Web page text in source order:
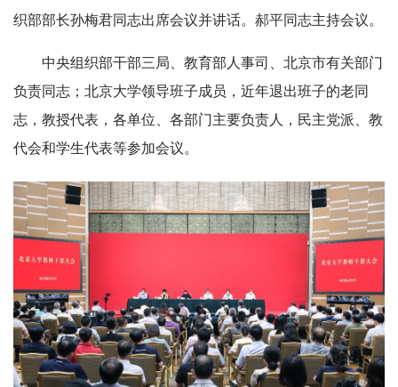
织部部长孙梅君同志出席会议并讲话。郝平同志主持会议。
中央组织部干部三局、教育部人事司、北京市有关部门
负责同志；北京大学领导班子成员，近年退出班子的老同
志，教授代表，各单位、各部门主要负责人，民主党派、教
代会和学生代表等参加会议。